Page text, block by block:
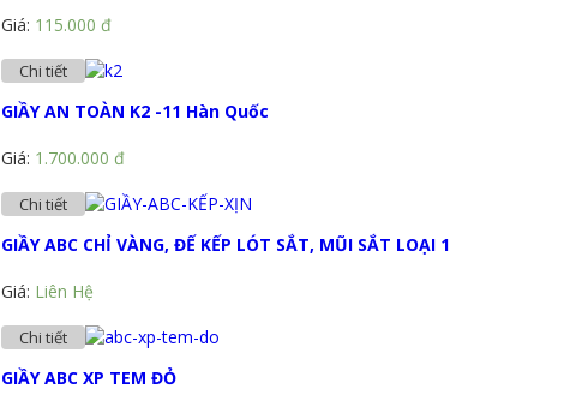
Giá: 115.000 đ
Chi tiết
GIẦY AN TOÀN K2 -11 Hàn Quốc
Giá: 1.700.000 đ
Chi tiết
GIẦY ABC CHỈ VÀNG, ĐẾ KẾP LÓT SẮT, MŨI SẮT LOẠI 1
Giá: Liên Hệ
Chi tiết
GIẦY ABC XP TEM ĐỎ